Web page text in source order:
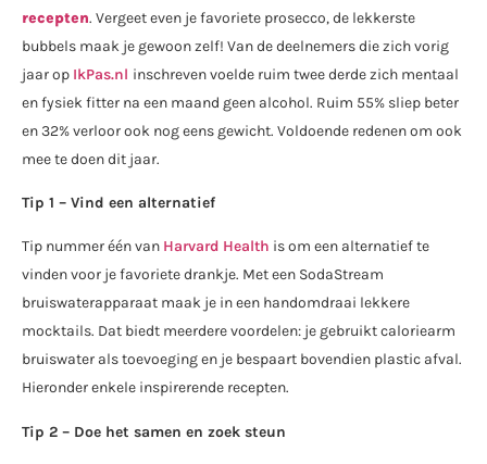
recepten. Vergeet even je favoriete prosecco, de lekkerste
bubbels maak je gewoon zelf! Van de deelnemers die zich vorig
jaar op IkPas.nl inschreven voelde ruim twee derde zich mentaal
en fysiek fitter na een maand geen alcohol. Ruim 55% sliep beter
en 32% verloor ook nog eens gewicht. Voldoende redenen om ook
mee te doen dit jaar.
Tip 1 – Vind een alternatief
Tip nummer één van Harvard Health is om een alternatief te
vinden voor je favoriete drankje. Met een SodaStream
bruiswaterapparaat maak je in een handomdraai lekkere
mocktails. Dat biedt meerdere voordelen: je gebruikt caloriearm
bruiswater als toevoeging en je bespaart bovendien plastic afval.
Hieronder enkele inspirerende recepten.
Tip 2 – Doe het samen en zoek steun